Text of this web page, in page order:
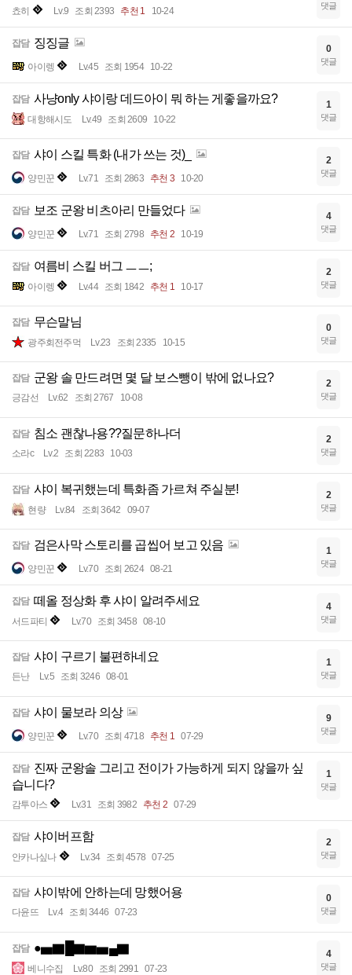
쵸히 Lv.9 조회 2393 추천 1 10-24 댓글
잡담 징징글
아이렝 Lv.45 조회 1954 10-22
0
댓글
잡담 사냥only 샤이랑 데드아이 뭐 하는 게좋을까요?
대항해시도 Lv.49 조회 2609 10-22
1
댓글
잡담 샤이 스킬 특화 (내가 쓰는 것)_
양민꾼 Lv.71 조회 2863 추천 3 10-20
2
댓글
잡담 보조 군왕 비츠아리 만들었다
양민꾼 Lv.71 조회 2798 추천 2 10-19
4
댓글
잡담 여름비 스킬 버그 ㅡㅡ;
아이렝 Lv.44 조회 1842 추천 1 10-17
2
댓글
잡담 무슨말님
광주회전주먹 Lv.23 조회 2335 10-15
0
댓글
잡담 군왕 솔 만드려면 몇 달 보스뺑이 밖에 없나요?
긍감선 Lv.62 조회 2767 10-08
2
댓글
잡담 침소 괜찮나용??질문하나더
소라c Lv.2 조회 2283 10-03
2
댓글
잡담 샤이 복귀했는데 특화좀 가르쳐 주실분!
현량 Lv.84 조회 3642 09-07
2
댓글
잡담 검은사막 스토리를 곱씹어 보고 있음
양민꾼 Lv.70 조회 2624 08-21
1
댓글
잡담 떼올 정상화 후 샤이 알려주세요
서드파티 Lv.70 조회 3458 08-10
4
댓글
잡담 샤이 구르기 불편하네요
든난 Lv.5 조회 3246 08-01
1
댓글
잡담 샤이 물보라 의상
양민꾼 Lv.70 조회 4718 추천 1 07-29
9
댓글
잡담 진짜 군왕솔 그리고 전이가 가능하게 되지 않을까 싶
습니다?
감투아스 Lv.31 조회 3982 추천 2 07-29
1
댓글
잡담 샤이버프함
안카나싶나 Lv.34 조회 4578 07-25
2
댓글
잡담 샤이밖에 안하는데 망했어용
다윤뜨 Lv.4 조회 3446 07-23
0
댓글
잡담 ●▅▇█▇▆▅▄▇
베니수집 Lv.80 조회 2991 07-23
4
댓글